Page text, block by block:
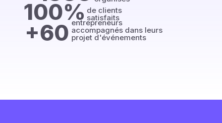
+1500 événements
organisés
100%de clients
satisfaits
entrepreneurs